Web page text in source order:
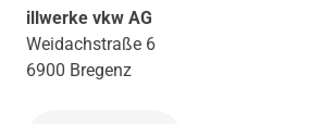
illwerke vkw AG
Weidachstraße 6
6900 Bregenz